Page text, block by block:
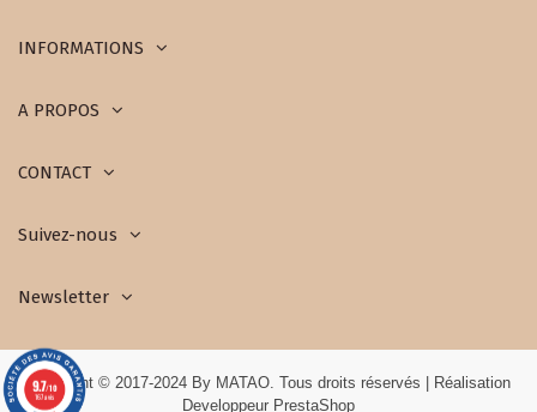
INFORMATIONS
A PROPOS
CONTACT
Suivez-nous
Newsletter
Copyright © 2017-2024 By MATAO. Tous droits réservés | Réalisation
Developpeur PrestaShop
9.7/10
167 avis